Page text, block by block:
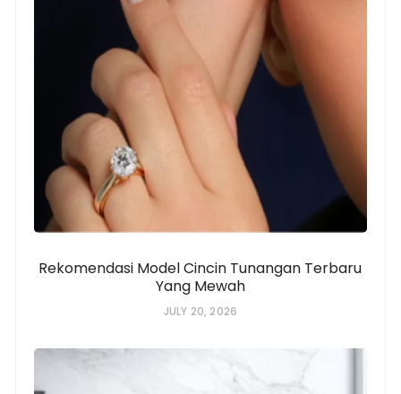
Rekomendasi Model Cincin Tunangan Terbaru
Yang Mewah
JULY 20, 2026